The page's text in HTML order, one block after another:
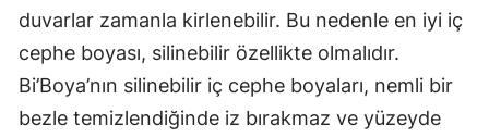
duvarlar zamanla kirlenebilir. Bu nedenle en iyi iç
cephe boyası, silinebilir özellikte olmalıdır.
Bi’Boya’nın silinebilir iç cephe boyaları, nemli bir
bezle temizlendiğinde iz bırakmaz ve yüzeyde